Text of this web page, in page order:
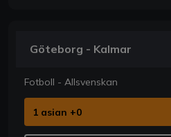
Göteborg - Kalmar
Fotboll - Allsvenskan
1 asian +0